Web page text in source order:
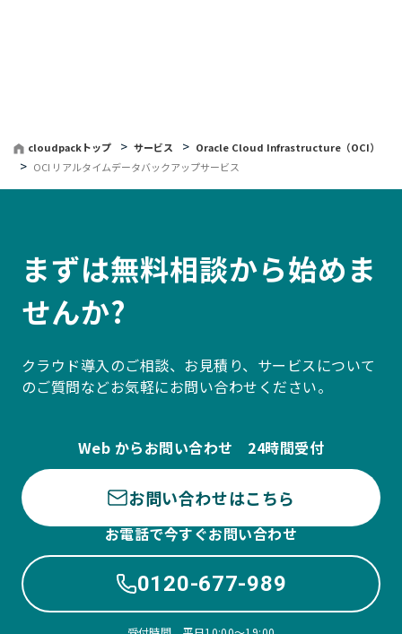
cloudpackトップ サービス
Oracle Cloud Infrastructure（OCI）
OCI リアルタイムデータバックアップサービス
まずは無料相談から始めま
せんか?
クラウド導入のご相談、お見積り、サービスについて
のご質問などお気軽にお問い合わせください。
Web からお問い合わせ 24時間受付
お問い合わせはこちら
お電話で今すぐお問い合わせ
0120-677-989